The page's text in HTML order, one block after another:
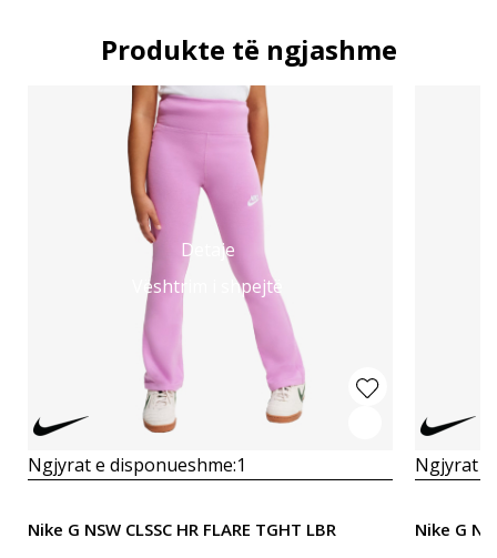
Produkte të ngjashme
Detaje
Vështrim i shpejtë
Ngjyrat e disponueshme:1
Nike G NSW CLSSC HR FLARE TGHT LBR
Ngjyrat e
Nike G